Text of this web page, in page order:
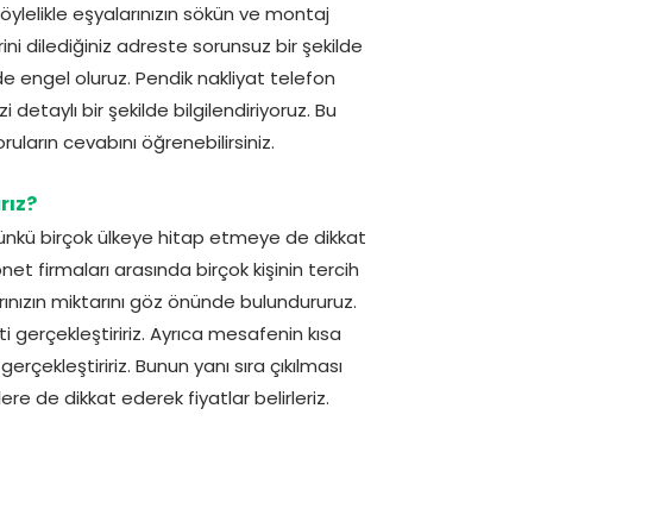
eşyalarınızın sökün ve montaj
dilediğiniz adreste sorunsuz bir şekilde
engel oluruz. Pendik nakliyat telefon
bir şekilde bilgilendiriyoruz. Bu
cevabını öğrenebilirsiniz.
birçok ülkeye hitap etmeye de dikkat
firmaları arasında birçok kişinin tercih
miktarını göz önünde bulundururuz.
gerçekleştiririz. Ayrıca mesafenin kısa
Bunun yanı sıra çıkılması
de dikkat ederek fiyatlar belirleriz.